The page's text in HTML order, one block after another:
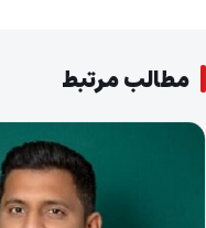
مطالب مرتبط